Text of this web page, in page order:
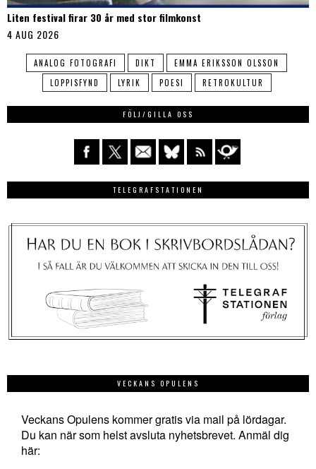
Liten festival firar 30 år med stor filmkonst
4 AUG 2026
ANALOG FOTOGRAFI DIKT
EMMA ERIKSSON OLSSON
LOPPISFYND
LYRIK POESI RETROKULTUR
FÖLJ/GILLA OSS
TELEGRAFSTATIONEN
VECKANS OPULENS
Veckans Opulens kommer gratis via mail på lördagar.
Du kan när som helst avsluta nyhetsbrevet. Anmäl dig
här: